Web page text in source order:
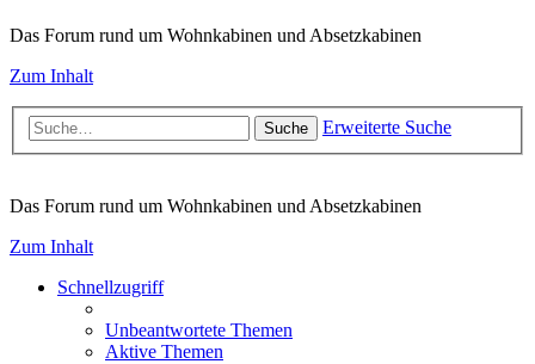
Das Forum rund um Wohnkabinen und Absetzkabinen
Zum Inhalt
Suche Erweiterte Suche
Das Forum rund um Wohnkabinen und Absetzkabinen
Zum Inhalt
Schnellzugriff
Unbeantwortete Themen
Aktive Themen